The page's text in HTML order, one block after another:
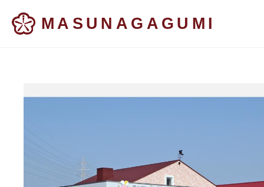
MASUNAGAGUMI